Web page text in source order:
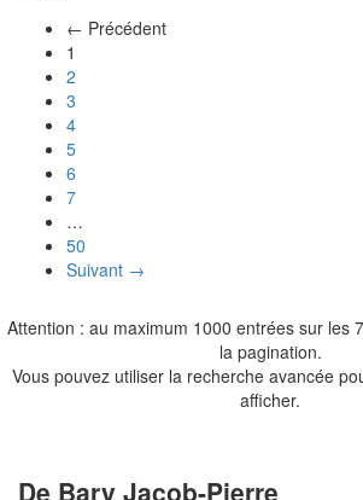
← Précédent
1
2
3
4
5
6
7
…
50
Suivant →
Attention : au maximum 1000 entrées sur les
la pagination.
Vous pouvez utiliser la recherche avancée
afficher.
De Bary Jacob-Pierre